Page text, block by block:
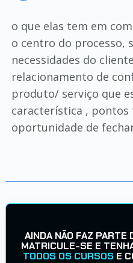
o que elas tem em
o centro do processo,
necessidades do
relacionamento de
produto/ serviço que
característica , pontos
oportunidade de
AINDA NÃO FAZ PARTE
MATRICULE-SE E
TODOS OS CURSOS E